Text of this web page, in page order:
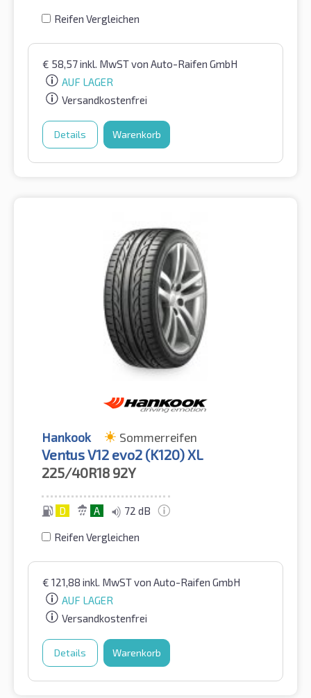
Reifen Vergleichen
€ 58,57inkl. MwSTvon Auto-Raifen GmbH
AUF LAGER
Versandkostenfrei
Details Warenkorb
Hankook Sommerreifen
Ventus V12 evo2 (K120) XL
225/40R18 92Y
D A 72 dB
Reifen Vergleichen
€ 121,88 inkl. MwSTvon Auto-Raifen GmbH
AUF LAGER
Versandkostenfrei
Details Warenkorb